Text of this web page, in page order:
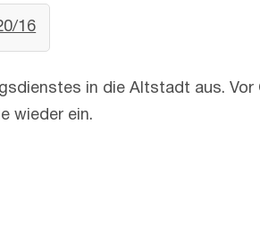
16
in die Altstadt aus.
wieder ein.